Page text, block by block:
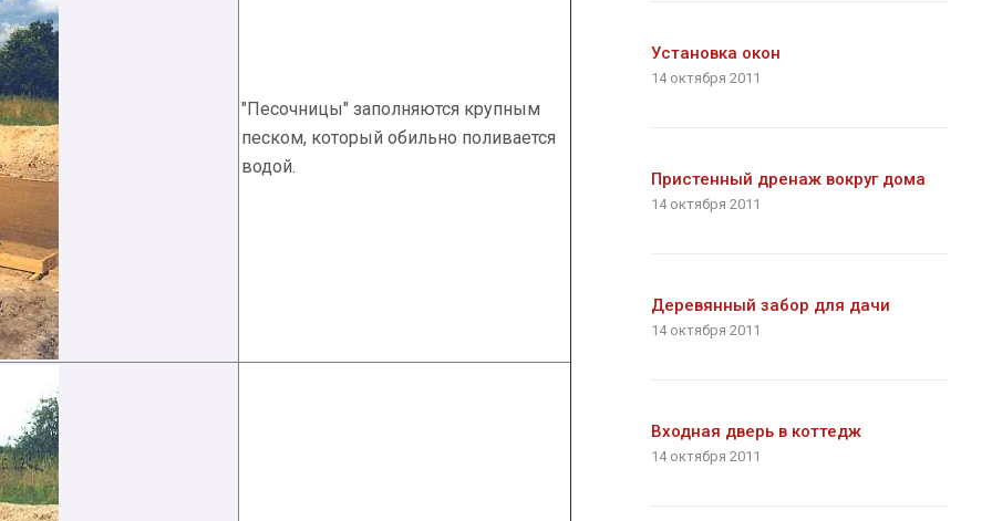
"Песочницы" заполняются крупным
песком, который обильно поливается
водой.
Установка окон
14 октября 2011
Пристенный дренаж вокруг дома
14 октября 2011
Деревянный забор для дачи
14 октября 2011
Входная дверь в коттедж
14 октября 2011